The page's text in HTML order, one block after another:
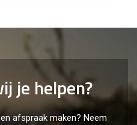
je helpen?
afspraak maken? Neem